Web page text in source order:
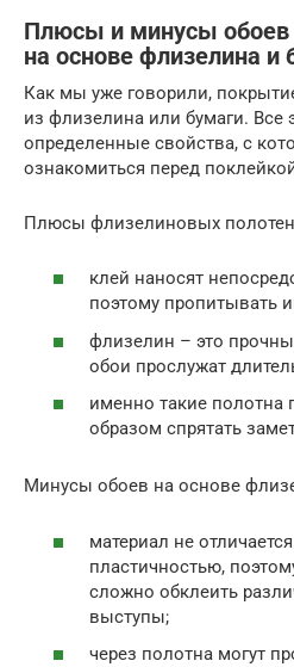
Плюсы и минусы
на основе флизелина и
Как мы уже говорили,
из флизелина или бумаги. Все
определенные свойства, с
ознакомиться перед
Плюсы флизелиновых
клей наносят
поэтому пропитывать
флизелин – это
обои прослужат
именно такие
образом спрятать
Минусы обоев на основе
материал не
пластичностью,
сложно обклеить
выступы;
через полотна могут